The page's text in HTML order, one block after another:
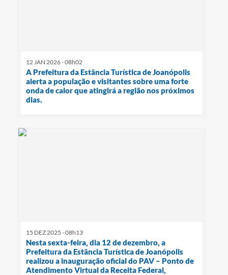
12 JAN 2026 - 08h02
A Prefeitura da Estância Turística de Joanópolis
alerta a população e visitantes sobre uma forte
onda de calor que atingirá a região nos próximos
dias.
15 DEZ 2025 - 08h13
Nesta sexta-feira, dia 12 de dezembro, a
Prefeitura da Estância Turística de Joanópolis
realizou a inauguração oficial do PAV – Ponto de
Atendimento Virtual da Receita Federal,